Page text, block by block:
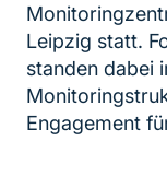
Leipzig statt.
standen dabei
Engagement